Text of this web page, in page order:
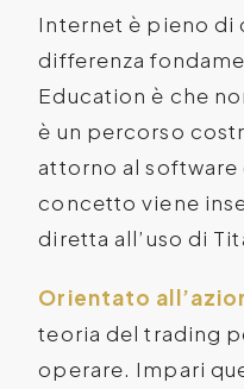
Internet è pieno di
differenza
Education è che
è un percorso
attorno al software
concetto viene
diretta all’uso di
Orientato
teoria del trading
operare. Impari